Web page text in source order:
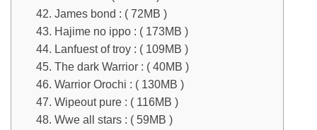
42. James bond : ( 72MB )
43. Hajime no ippo : ( 173MB )
44. Lanfuest of troy : ( 109MB )
45. The dark Warrior : ( 40MB )
46. Warrior Orochi : ( 130MB )
47. Wipeout pure : ( 116MB )
48. Wwe all stars : ( 59MB )